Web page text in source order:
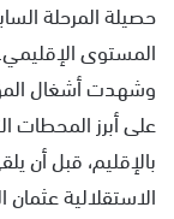
حصيلة المرحلة
المستوى الإقليمي.
وشهدت أشغال
على أبرز المحطات
بالإقليم، قبل أن
الاستقلالية